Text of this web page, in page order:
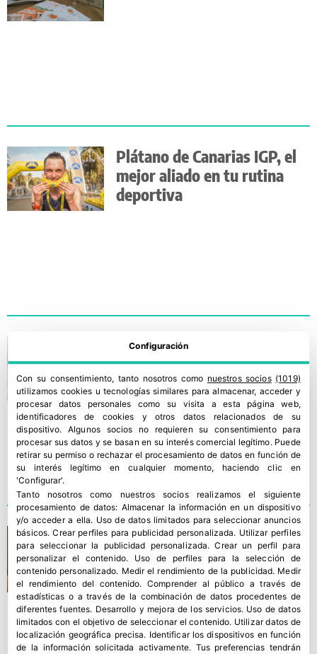
Plátano de Canarias IGP, el
mejor aliado en tu rutina
deportiva
Consum solo venderá
cítricos de la IGP valenciana
José Barrés, reelegido como
presidente de la IGP Cítricos
Valencianos
Configuración
Con su consentimiento, tanto nosotros como nuestros socios (1019)
utilizamos cookies u tecnologías similares para almacenar, acceder y
procesar datos personales como su visita a esta página web,
identificadores de cookies y otros datos relacionados de su
dispositivo. Algunos socios no requieren su consentimiento para
procesar sus datos y se basan en su interés comercial legítimo. Puede
retirar su permiso o rechazar el procesamiento de datos en función de
su interés legítimo en cualquier momento, haciendo clic en
'Configurar'.
Tanto nosotros como nuestros socios realizamos el siguiente
procesamiento de datos: Almacenar la información en un dispositivo
y/o acceder a ella. Uso de datos limitados para seleccionar anuncios
básicos.Crear perfiles para publicidad personalizada. Utilizar perfiles
para seleccionar la publicidad personalizada.Crear un perfil para
personalizar el contenido. Uso de perfiles para la selección de
contenido personalizado. Medir el rendimiento de la publicidad. Medir
el rendimiento del contenido.Comprender al público a través de
estadísticas o a través de la combinación de datos procedentes de
diferentes fuentes. Desarrollo y mejora de los servicios. Uso de datos
limitados con el objetivo de seleccionar el contenido. Utilizar datos de
localización geográfica precisa. Identificar los dispositivos en función
de la información solicitada activamente. Tus preferencias tendrán